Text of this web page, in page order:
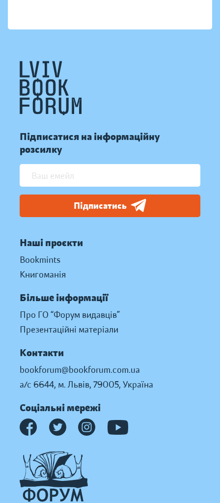
Підписатися на інформаційну
розсилку
Підписатись
Наші проєкти
Bookmints
Книгоманія
Більше інформації
Про ГО “Форум видавців”
Презентаційні матеріали
Контакти
bookforum@bookforum.com.ua
а/с 6644, м. Львів, 79005, Україна
Соціальні мережі